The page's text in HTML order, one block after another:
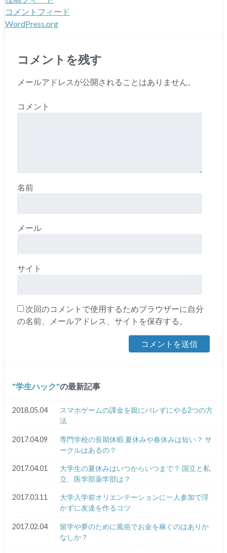
コメントフィード
WordPress.org
コメントを残す
メールアドレスが公開されることはありません。
コメント
名前
メール
サイト
次回のコメントで使用するためブラウザーに自分
の名前、メールアドレス、サイトを保存する。
学生ハック の最新記事
2018.05.04
スマホゲームの課金を親にバレずにやる2つの方
法
2017.04.09
専門学校の長期休暇 夏休みや春休みは短い？ サ
ークルはあるの？
2017.04.01
大学生の夏休みはいつからいつまで？ 国立と私
立、医学部薬学部は？
2017.03.11
大学入学前オリエンテーションに一人参加で浮
かずに友達を作るコツ
2017.02.04
留学や夢のために風俗でお金を稼ぐのはありか
なしか？